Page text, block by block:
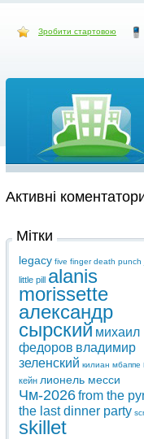
Зробити стартовою
Активні
Мітки
legacy five finger death punch
little pill alanis
morissette
александр
сырский михаил
федоров владимир
зеленский килиан мбаппе
кейн лионель месси
Чм-2026from the
the last dinner party
skillet